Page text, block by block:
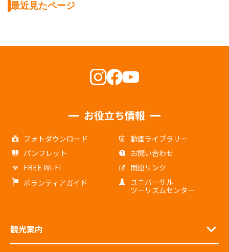
最近見たページ
お役立ち情報
フォトダウンロード
動画ライブラリー
パンフレット
お問い合わせ
FREE Wi-Fi
関連リンク
ボランティアガイド
ユニバーサル
ツーリズムセンター
観光案内